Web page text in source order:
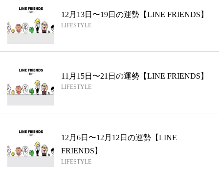
12月13日〜19日の運勢【LINE FRIENDS】
LIFESTYLE
11月15日〜21日の運勢【LINE FRIENDS】
LIFESTYLE
12月6日〜12月12日の運勢【LINE
FRIENDS】
LIFESTYLE